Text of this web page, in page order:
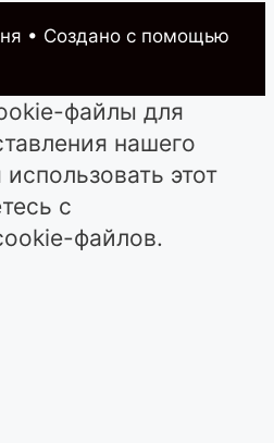
• Создано с помощью
файлы для
нашего
этот
с
файлов.